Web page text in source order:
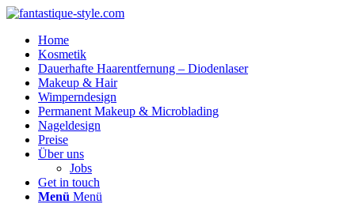
Home
Kosmetik
Dauerhafte Haarentfernung – Diodenlaser
Makeup & Hair
Wimperndesign
Permanent Makeup & Microblading
Nageldesign
Preise
Über uns
Jobs
Get in touch
Menü Menü